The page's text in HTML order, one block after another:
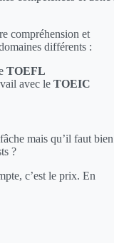
compréhension et
différents :
TOEFL
avec le TOEIC
mais qu’il faut bien
?
c’est le prix. En